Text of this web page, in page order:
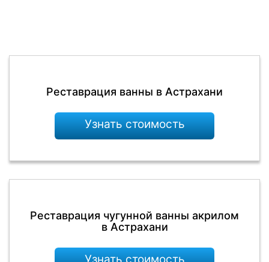
Реставрация ванны в Астрахани
Узнать стоимость
Реставрация чугунной ванны акрилом
в Астрахани